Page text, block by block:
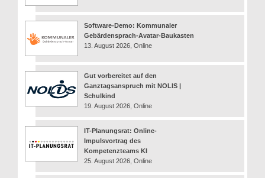
Software-Demo: Kommunaler
Gebärdensprach-Avatar-Baukasten
13. August 2026, Online
Gut vorbereitet auf den
Ganztagsanspruch mit NOLIS |
Schulkind
19. August 2026, Online
IT-Planungsrat: Online-
Impulsvortrag des
Kompetenzteams KI
25. August 2026, Online